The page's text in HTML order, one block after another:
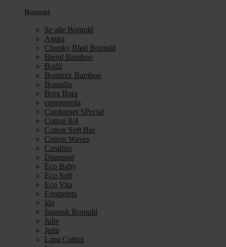
Bomuld
Se alle Bomuld
Amira
Chunky Blød Bomuld
Blend Bamboo
Bodil
Bommix Bamboo
Bomulin
Bora Bora
cenerentola
Cordonnet SPecial
Cotton 8/4
Cotton Soft Bio
Cotton Waves
Crealino
Diamond
Eco Baby
Eco Soft
Eco Vita
Footprints
Ida
Japansk Bomuld
Julie
Jutta
Lana Cotton